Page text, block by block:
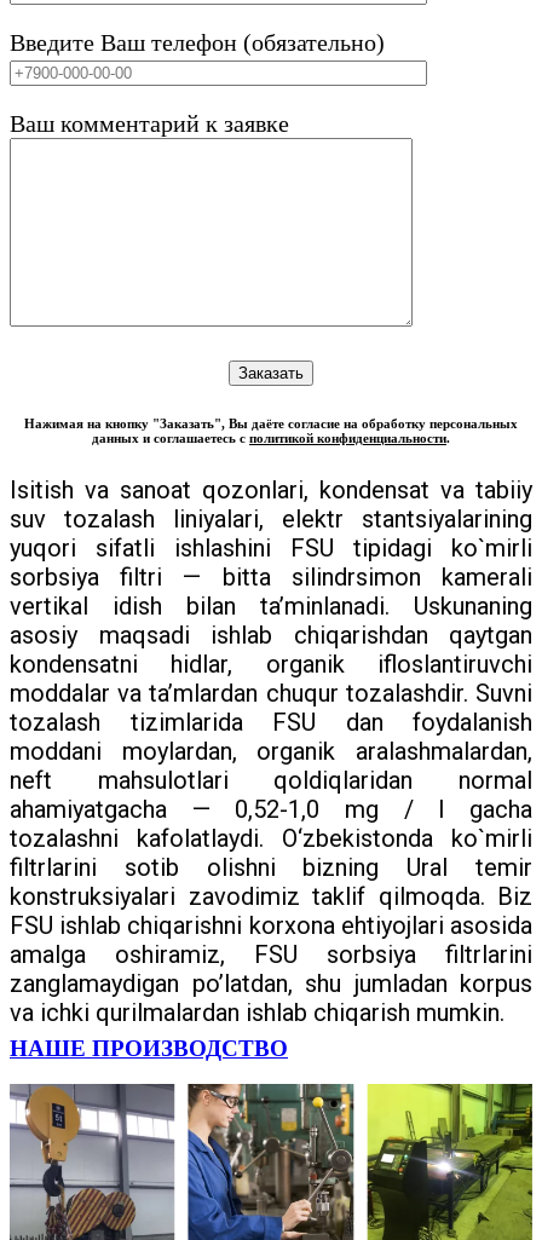
Введите Ваш телефон (обязательно)
Ваш комментарий к заявке
Нажимая на кнопку "Заказать", Вы даёте согласие на обработку персональных
данных и соглашаетесь с политикой конфиденциальности.
Isitish va sanoat qozonlari, kondensat va tabiiy
suv tozalash liniyalari, elektr stantsiyalarining
yuqori sifatli ishlashini FSU tipidagi ko`mirli
sorbsiya filtri — bitta silindrsimon kamerali
vertikal idish bilan ta’minlanadi. Uskunaning
asosiy maqsadi ishlab chiqarishdan qaytgan
kondensatni hidlar, organik ifloslantiruvchi
moddalar va ta’mlardan chuqur tozalashdir. Suvni
tozalash tizimlarida FSU dan foydalanish
moddani moylardan, organik aralashmalardan,
neft mahsulotlari qoldiqlaridan normal
ahamiyatgacha — 0,52-1,0 mg / l gacha
tozalashni kafolatlaydi. O‘zbekistonda ko`mirli
filtrlarini sotib olishni bizning Ural temir
konstruksiyalari zavodimiz taklif qilmoqda. Biz
FSU ishlab chiqarishni korxona ehtiyojlari asosida
amalga oshiramiz, FSU sorbsiya filtrlarini
zanglamaydigan po’latdan, shu jumladan korpus
va ichki qurilmalardan ishlab chiqarish mumkin.
НАШЕ ПРОИЗВОДСТВО